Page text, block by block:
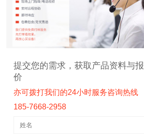
提交您的需求，获取产品资料与报
价
亦可拨打我们的24小时服务咨询热线
185-7668-2958